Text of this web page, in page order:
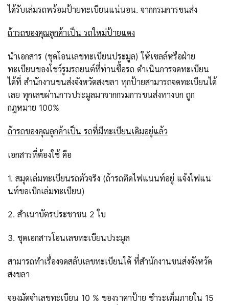
ได้รับเล่มรถพร้อมป้ายทะเบียนแน่นอน. จากกรมการขนส่ง
ถ้ารถของคุณลูกค้าเป็น รถใหม่ป้ายแดง
นำเอกสาร (ชุดโอนเลขทะเบียนประมูล) ให้เซลล์หรือฝ่าย
ทะเบียนของโชว์รูมรถยนต์ที่ท่านซื้อรถ ดำเนินการจดทะเบียน
ได้ที่ สำนักงานขนส่งจังหวัดสงขลา ทุกป้ายสามารถจดทะเบียนได้
เลย ทุกเลขผ่านการประมูลมาจากกรมการขนส่งทางบก ถูก
กฎหมาย 100%
ถ้ารถของคุณลูกค้าเป็น รถที่มีทะเบียนเดิมอยู่แล้ว
เอกสารที่ต้องใช้ คือ
1. สมุดเล่มทะเบียนรถตัวจริง (ถ้ารถติดไฟแนนท์อยู่ แจ้งไฟแน
นท์ขอเบิกเล่มทะเบียน)
2. สำเนาบัตรประชาชน 2 ใบ
3. ชุดเอกสารโอนเลขทะเบียนประมูล
สามารถทำเรื่องจดสลับเลขทะเบียนได้ ที่สำนักงานขนส่งจังหวัด
สงขลา
จองมัดจำเลขทะเบียน 10 % ของราคาป้าย ชำระเต็มภายใน 15